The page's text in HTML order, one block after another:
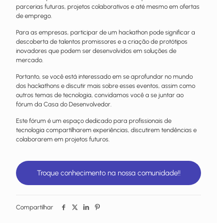
parcerias futuras, projetos colaborativos e até mesmo em ofertas
de emprego.
Para as empresas, participar de um hackathon pode significar a
descoberta de talentos promissores e a criação de protótipos
inovadores que podem ser desenvolvidos em soluções de
mercado.
Portanto, se você está interessado em se aprofundar no mundo
dos hackathons e discutir mais sobre esses eventos, assim como
outros temas de tecnologia, convidamos você a se juntar ao
fórum da Casa do Desenvolvedor.
Este fórum é um espaço dedicado para profissionais de
tecnologia compartilharem experiências, discutirem tendências e
colaborarem em projetos futuros.
Troque conhecimento na nossa comunidade!!
Compartilhar